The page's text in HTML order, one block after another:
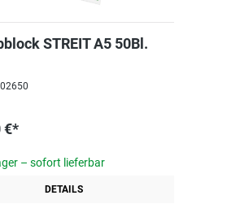
STREIT A5 50Bl.
€*
– sofort lieferbar
DETAILS